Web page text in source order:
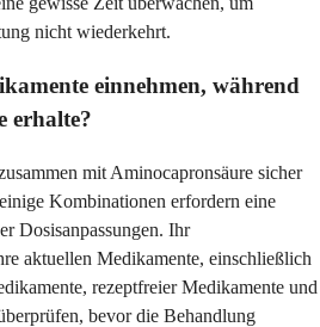
nicht wiederkehrt.
einnehmen, während
erhalte?
mit Aminocapronsäure sicher
Kombinationen erfordern eine
Dosisanpassungen. Ihr
aktuellen Medikamente, einschließlich
rezeptfreier Medikamente und
bevor die Behandlung